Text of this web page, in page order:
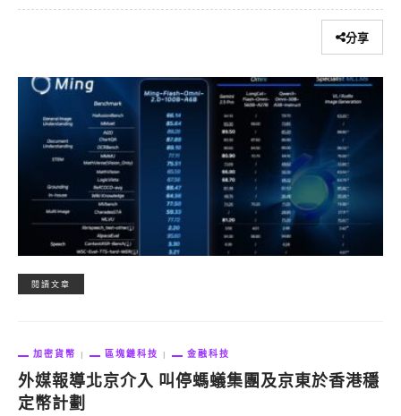
分享
閱讀文章
加密貨幣 區塊鏈科技 金融科技
外媒報導北京介入 叫停螞蟻集團及京東於香港穩
定幣計劃